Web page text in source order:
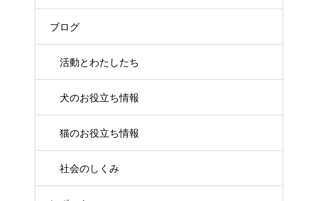
ブログ
活動とわたしたち
犬のお役立ち情報
猫のお役立ち情報
社会のしくみ